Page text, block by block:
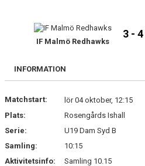
BILDGALLERI
DOKUMENT
IF Malmö Redhawks
3 - 4
INFORMATION
Matchstart:
lör 04 oktober, 12:15
Plats:
Rosengårds Ishall
Serie:
U19 Dam Syd B
Samling:
10:15
Aktivitetsinfo:
Samling 10.15